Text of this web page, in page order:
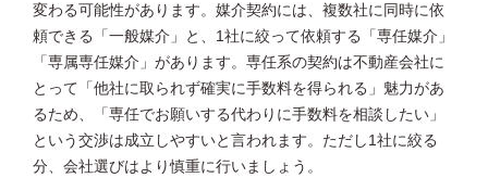
変わる可能性があります。媒介契約には、複数社に同時に依
頼できる「一般媒介」と、1社に絞って依頼する「専任媒介」
「専属専任媒介」があります。専任系の契約は不動産会社に
とって「他社に取られず確実に手数料を得られる」魅力があ
るため、「専任でお願いする代わりに手数料を相談したい」
という交渉は成立しやすいと言われます。ただし1社に絞る
分、会社選びはより慎重に行いましょう。